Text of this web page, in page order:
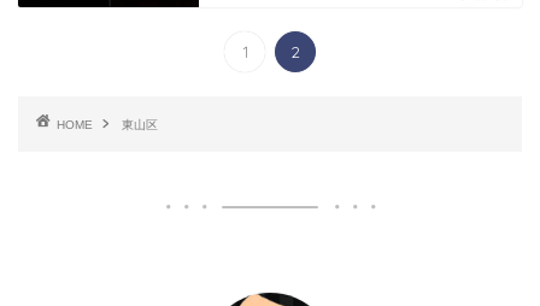
1 2
HOME 東山区